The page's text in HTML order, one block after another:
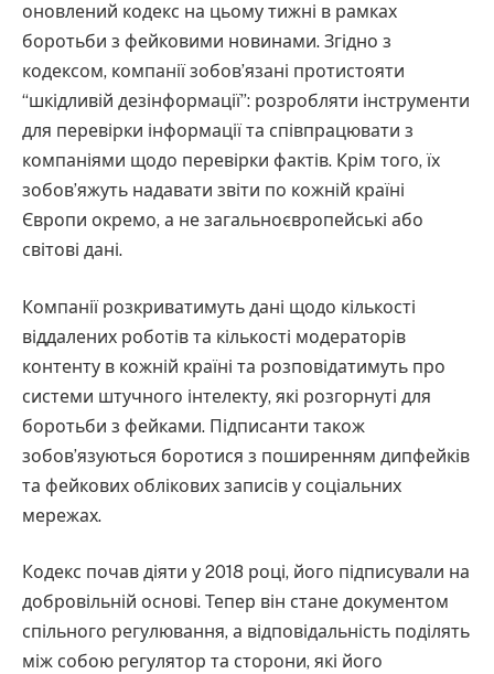
оновлений кодекс на цьому тижні в рамках
боротьби з фейковими новинами. Згідно з
кодексом, компанії зобов’язані протистояти
“шкідливій дезінформації”: розробляти інструменти
для перевірки інформації та співпрацювати з
компаніями щодо перевірки фактів. Крім того, їх
зобов’яжуть надавати звіти по кожній країні
Європи окремо, а не загальноєвропейські або
світові дані.
Компанії розкриватимуть дані щодо кількості
віддалених роботів та кількості модераторів
контенту в кожній країні та розповідатимуть про
системи штучного інтелекту, які розгорнуті для
боротьби з фейками. Підписанти також
зобов’язуються боротися з поширенням дипфейків
та фейкових облікових записів у соціальних
мережах.
Кодекс почав діяти у 2018 році, його підписували на
добровільній основі. Тепер він стане документом
спільного регулювання, а відповідальність поділять
між собою регулятор та сторони, які його